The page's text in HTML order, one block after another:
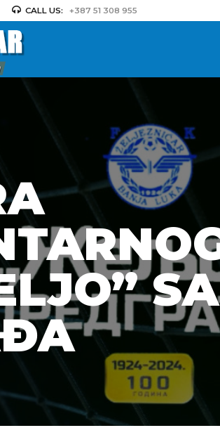
CALL US: +387 51 308 955
SA